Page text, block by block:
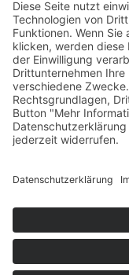
Impressum
Datenschutz
AGB
Folgen
Folgen
Copyright ©